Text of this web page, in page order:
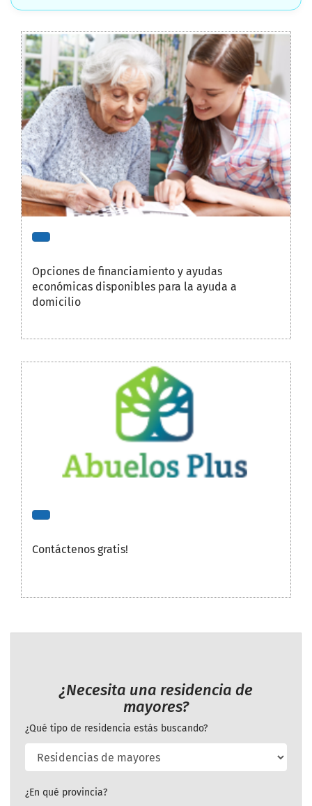
Opciones de financiamiento y ayudas
económicas disponibles para la ayuda a
domicilio
Contáctenos gratis!
¿Necesita una residencia de
mayores?
¿Qué tipo de residencia estás buscando?
¿En qué provincia?